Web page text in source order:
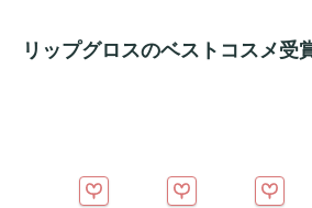
リップグロスのベストコスメ受